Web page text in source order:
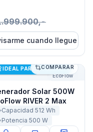
cuando llegue
3 1000 Air
Solar 500W
EcoFlow
unidades
IDEAL PARA STARLINK
COMPARAR
Solar 500W
RIVER 2 Max
Capacidad 512 Wh
Potencia 500 W